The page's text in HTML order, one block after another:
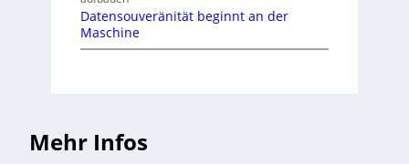
Datensouveränität beginnt an der
Maschine
Mehr Infos